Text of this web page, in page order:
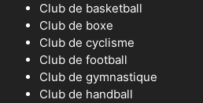
Club de basketball
Club de boxe
Club de cyclisme
Club de football
Club de gymnastique
Club de handball